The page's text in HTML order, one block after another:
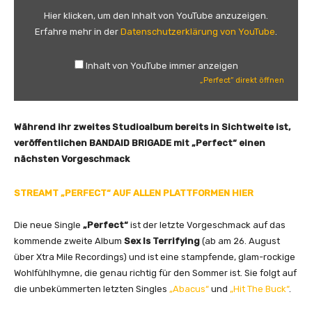
n
Y
o
T
Hier klicken, um den Inhalt von YouTube anzuzeigen.
Erfahre mehr in der Datenschutzerklärung von YouTube.
Inhalt von YouTube immer anzeigen
„Perfect“ direkt öffnen
Während ihr zweites Studioalbum bereits in Sichtweite ist,
veröffentlichen BANDAID BRIGADE mit „Perfect“ einen
nächsten Vorgeschmack
STREAMT „PERFECT“ AUF ALLEN PLATTFORMEN HIER
Die neue Single „Perfect“ ist der letzte Vorgeschmack auf das
kommende zweite Album Sex Is Terrifying (ab am 26. August
über Xtra Mile Recordings) und ist eine stampfende, glam-rockige
Wohlfühlhymne, die genau richtig für den Sommer ist. Sie folgt auf
die unbekümmerten letzten Singles „Abacus“ und „Hit The Buck“.